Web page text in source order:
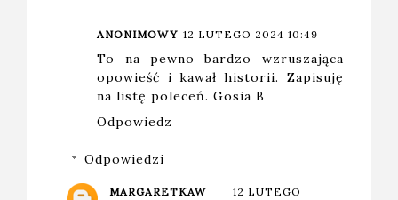
ANONIMOWY 12 LUTEGO 2024 10:49
To na pewno bardzo wzruszająca
opowieść i kawał historii. Zapisuję
na listę poleceń. Gosia B
Odpowiedz
Odpowiedzi
MARGARETKAW
12 LUTEGO